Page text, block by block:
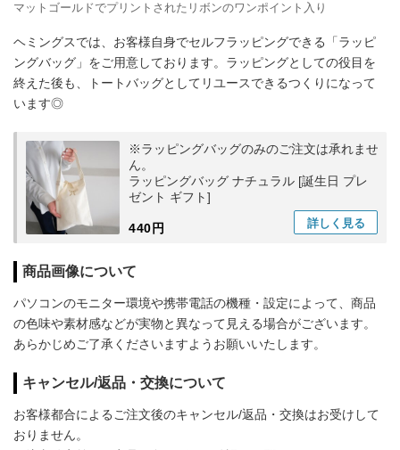
マットゴールドでプリントされたリボンのワンポイント入り
ヘミングスでは、お客様自身でセルフラッピングできる「ラッピ
ングバッグ」をご用意しております。ラッピングとしての役目を
終えた後も、トートバッグとしてリユースできるつくりになって
います◎
※ラッピングバッグのみのご注文は承れませ
ん。
ラッピングバッグ ナチュラル [誕生日 プレ
ゼント ギフト]
440円 詳しく 見る
商品画像について
パソコンのモニター環境や携帯電話の機種・設定によって、商品
の色味や素材感などが実物と異なって見える場合がございます。
あらかじめご了承くださいますようお願いいたします。
キャンセル/返品・交換について
お客様都合によるご注文後のキャンセル/返品・交換はお受けして
おりません。